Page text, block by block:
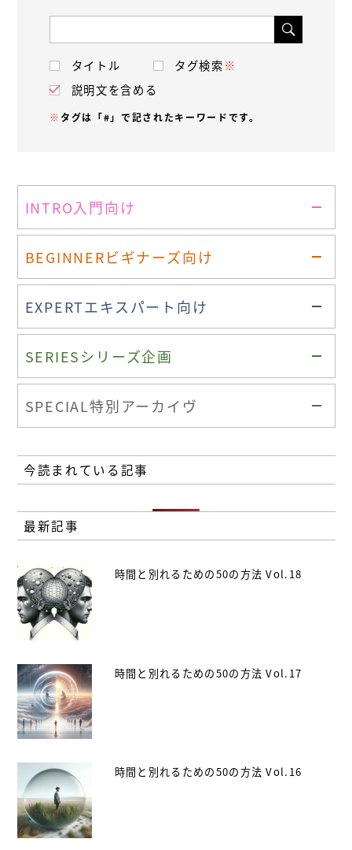
タイトル タグ検索※
説明文を含める
※ タグは「#」で記されたキーワードです。
INTRO入門向け
BEGINNERビギナーズ向け
EXPERTエキスパート向け
SERIESシリーズ企画
SPECIAL特別アーカイヴ
今読まれている記事
最新記事
時間と別れるための50の方法 Vol.18
時間と別れるための50の方法 Vol.17
時間と別れるための50の方法 Vol.16